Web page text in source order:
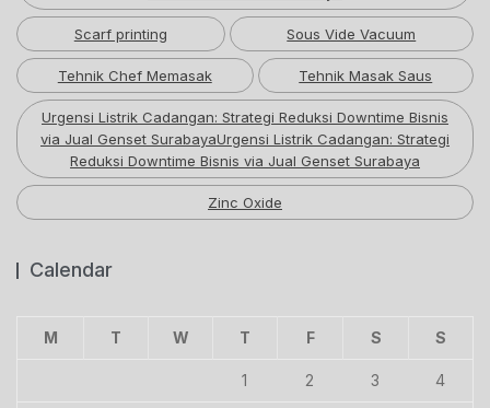
Scarf printing Sous Vide Vacuum
Tehnik Chef Memasak Tehnik Masak Saus
Urgensi Listrik Cadangan: Strategi Reduksi Downtime Bisnis
via Jual Genset SurabayaUrgensi Listrik Cadangan: Strategi
Reduksi Downtime Bisnis via Jual Genset Surabaya
Zinc Oxide
Calendar
M T W T F S S
1 2 3 4